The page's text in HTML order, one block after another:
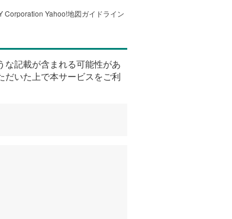
Corporation Yahoo!地図ガイドライン
な記載が含まれる可能性があ
だいた上で本サービスをご利